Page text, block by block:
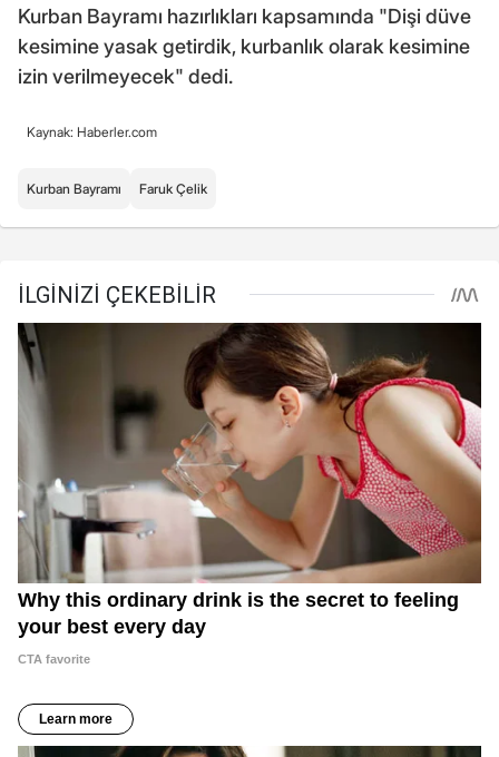
Kurban Bayramı hazırlıkları kapsamında "Dişi düve
kesimine yasak getirdik, kurbanlık olarak kesimine
izin verilmeyecek" dedi.
Kaynak: Haberler.com
Kurban Bayramı Faruk Çelik